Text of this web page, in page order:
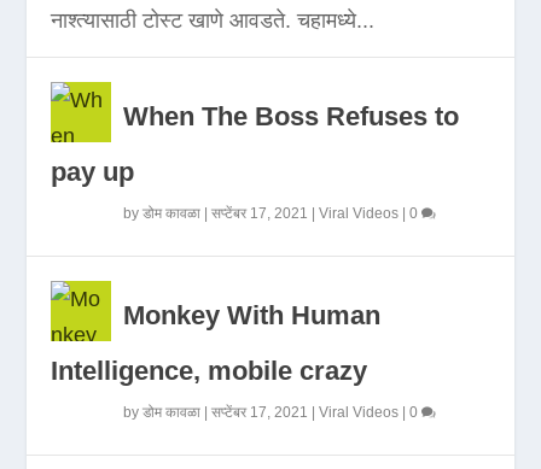
नाश्त्यासाठी टोस्ट खाणे आवडते. चहामध्ये...
When The Boss Refuses to
pay up
byडोम कावळा |सप्टेंबर 17, 2021 |Viral Videos |0
Monkey With Human
Intelligence, mobile crazy
byडोम कावळा |सप्टेंबर 17, 2021 |Viral Videos |0